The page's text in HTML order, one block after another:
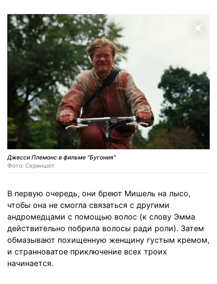
Джесси Племонс в фильме "Бугония"
Фото: Скриншот
В первую очередь, они бреют Мишель на лысо,
чтобы она не смогла связаться с другими
андромедцами с помощью волос (к слову Эмма
действительно побрила волосы ради роли). Затем
обмазывают похищенную женщину густым кремом,
и странноватое приключение всех троих
начинается.